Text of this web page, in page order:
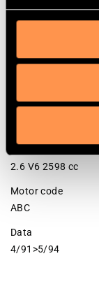
Manufacturer
Modello
Potenza
2.6 V6 2598 cc
Motor code
ABC
Data
4/91>5/94